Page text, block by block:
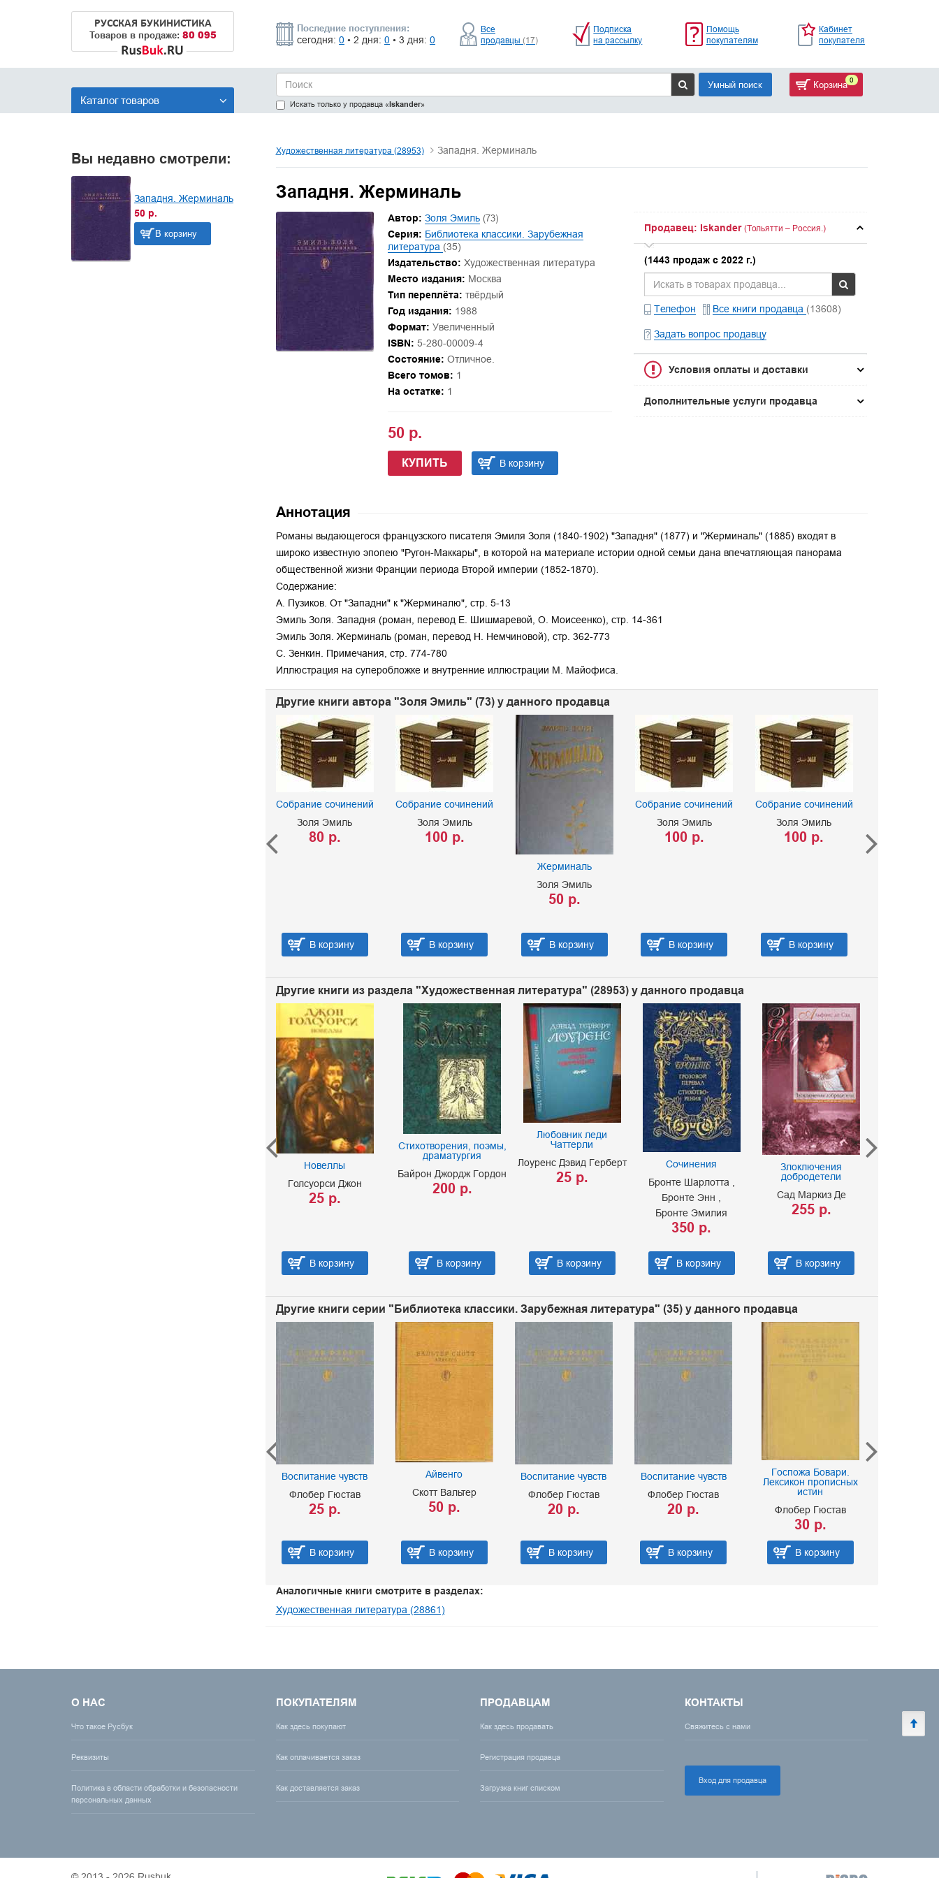
РУССКАЯ БУКИНИСТИКА
Товаров в продаже: 80 095
Последние поступления:
сегодня: 0 • 2 дня: 0 • 3 дня: 0
Все
продавцы (17)
Подписка
на рассылку
Помощь
покупателям
Кабинет
покупателя
Каталог товаров Искать только у продавца «Iskander»
Умный поиск Корзина 0
Вы недавно смотрели:
Западня. Жерминаль
50 р.
В корзину
Художественная литература (28953) Западня. Жерминаль
Западня. Жерминаль
Автор: Золя Эмиль (73)
Серия: Библиотека классики. Зарубежная
литература (35)
Издательство: Художественная литература
Место издания: Москва
Тип переплёта: твёрдый
Год издания: 1988
Формат: Увеличенный
ISBN: 5-280-00009-4
Состояние: Отличное.
Всего томов: 1
На остатке: 1
50 р.
КУПИТЬ В корзину
Продавец: Iskander (Тольятти – Россия.)
(1443 продаж с 2022 г.)
Телефон Все книги продавца (13608)
Задать вопрос продавцу
Условия оплаты и доставки
Дополнительные услуги продавца
Аннотация
Романы выдающегося французского писателя Эмиля Золя (1840-1902) "Западня" (1877) и "Жерминаль" (1885) входят в
широко известную эпопею "Ругон-Маккары", в которой на материале истории одной семьи дана впечатляющая панорама
общественной жизни Франции периода Второй империи (1852-1870).
Содержание:
А. Пузиков. От "Западни" к "Жерминалю", стр. 5-13
Эмиль Золя. Западня (роман, перевод Е. Шишмаревой, О. Моисеенко), стр. 14-361
Эмиль Золя. Жерминаль (роман, перевод Н. Немчиновой), стр. 362-773
С. Зенкин. Примечания, стр. 774-780
Иллюстрация на суперобложке и внутренние иллюстрации М. Майофиса.
Другие книги автора "Золя Эмиль" (73) у данного продавца
Собрание сочинений
Золя Эмиль
80 р.
В корзину
Собрание сочинений
Золя Эмиль
100 р.
В корзину
Жерминаль
Золя Эмиль
50 р.
В корзину
Собрание сочинений
Золя Эмиль
100 р.
В корзину
Собрание сочинений
Золя Эмиль
100 р.
В корзину
Другие книги из раздела "Художественная литература" (28953) у данного продавца
Новеллы
Голсуорси Джон
25 р.
В корзину
Стихотворения, поэмы,
драматургия
Байрон Джордж Гордон
200 р.
В корзину
Любовник леди
Чаттерли
Лоуренс Дэвид Герберт
25 р.
В корзину
Сочинения
Бронте Шарлотта
Бронте Энн
Бронте Эмилия
350 р.
В корзину
Злоключения
добродетели
Сад Маркиз Де
255 р.
В корзину
Другие книги серии "Библиотека классики. Зарубежная литература" (35) у данного продавца
Воспитание чувств
Флобер Гюстав
25 р.
В корзину
Айвенго
Скотт Вальтер
50 р.
В корзину
Воспитание чувств
Флобер Гюстав
20 р.
В корзину
Воспитание чувств
Флобер Гюстав
20 р.
В корзину
Госпожа Бовари.
Лексикон прописных
истин
Флобер Гюстав
30 р.
В корзину
Аналогичные книги смотрите в разделах:
Художественная литература (28861)
О НАС
Что такое Русбук
Реквизиты
Политика в области обработки и безопасности
персональных данных
ПОКУПАТЕЛЯМ
Как здесь покупают
Как оплачивается заказ
Как доставляется заказ
ПРОДАВЦАМ
Как здесь продавать
Регистрация продавца
Загрузка книг списком
КОНТАКТЫ
Свяжитесь с нами
Вход для продавца